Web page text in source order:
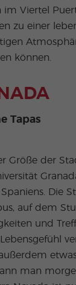
im Viertel
zu einer
können.
Tapas
Größe der
Die
auf dem
und
man